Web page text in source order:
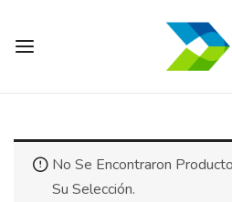
No Se Encontraron
Su Selección.